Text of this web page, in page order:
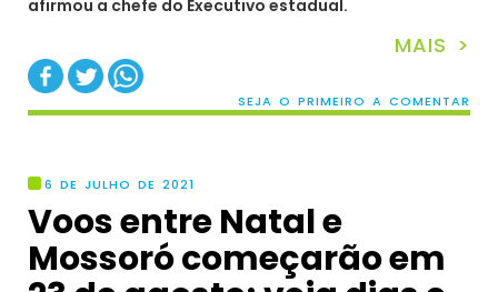
afirmou a chefe do Executivo estadual.
MAIS >
SEJA O PRIMEIRO A COMENTAR
6 DE JULHO DE 2021
Voos entre Natal e
Mossoró começarão em